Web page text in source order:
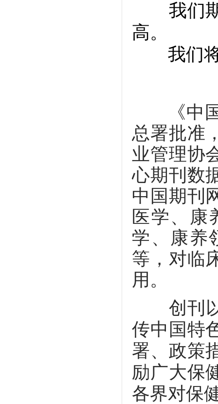
我们期
高。
我们将
《
总署批准
业管理协
心期刊数
中国期刊
医学、康
学、康养
等，对临
用。
创刊以
传中国特
署、政策
励广大保
各界对保